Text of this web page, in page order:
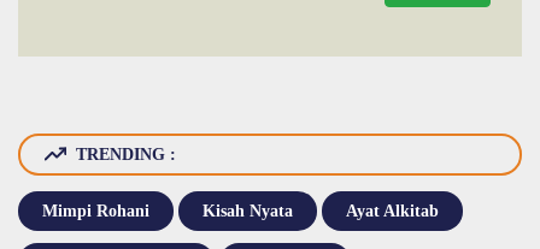
TRENDING :
Mimpi Rohani Kisah Nyata Ayat Alkitab